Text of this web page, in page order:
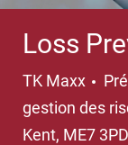
Loss
TK Maxx
gestion des
Kent, ME7 3PD